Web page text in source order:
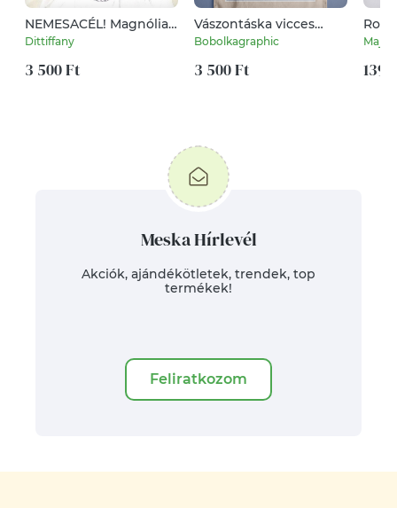
NEMESACÉL! Magnólia
gyűrű és fülbevaló.
Dittiffany
3 500 Ft
Vászontáska vicces
"Messi Messi galaxis"
grafikával
Bobolkagraphic
3 500 Ft 139
Meska Hírlevél
Akciók, ajándékötletek, trendek, top
termékek!
Feliratkozom